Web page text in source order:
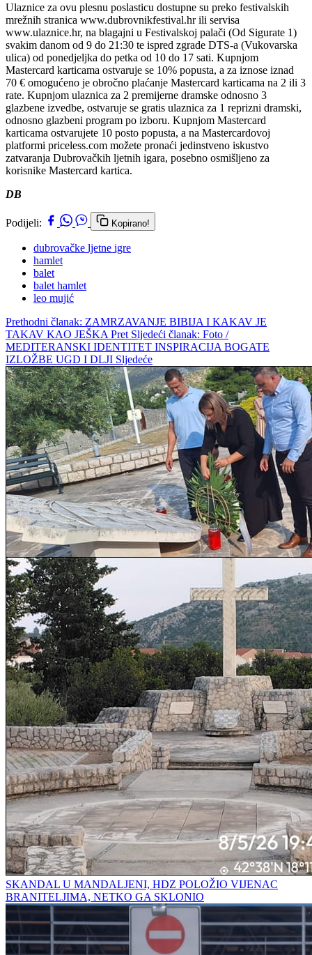
Ulaznice za ovu plesnu poslasticu dostupne su preko festivalskih
mrežnih stranica www.dubrovnikfestival.hr ili servisa
www.ulaznice.hr, na blagajni u Festivalskoj palači (Od Sigurate 1)
svakim danom od 9 do 21:30 te ispred zgrade DTS-a (Vukovarska
ulica) od ponedjeljka do petka od 10 do 17 sati. Kupnjom
Mastercard karticama ostvaruje se 10% popusta, a za iznose iznad
70 € omogućeno je obročno plaćanje Mastercard karticama na 2 ili 3
rate. Kupnjom ulaznica za 2 premijerne dramske odnosno 3
glazbene izvedbe, ostvaruje se gratis ulaznica za 1 reprizni dramski,
odnosno glazbeni program po izboru. Kupnjom Mastercard
karticama ostvarujete 10 posto popusta, a na Mastercardovoj
platformi priceless.com možete pronaći jedinstveno iskustvo
zatvaranja Dubrovačkih ljetnih igara, posebno osmišljeno za
korisnike Mastercard kartica.
DB
Podijeli: Kopirano!
dubrovačke ljetne igre
hamlet
balet
balet hamlet
leo mujić
Prethodni članak: ZAMRZAVANJE BIBIJA I KAKAV JE
TAKAV KAO JEŠKA Pret Sljedeći članak: Foto /
MEDITERANSKI IDENTITET INSPIRACIJA BOGATE
IZLOŽBE UGD I DLJI Sljedeće
SKANDAL U MANDALJENI, HDZ POLOŽIO VIJENAC
BRANITELJIMA, NETKO GA SKLONIO